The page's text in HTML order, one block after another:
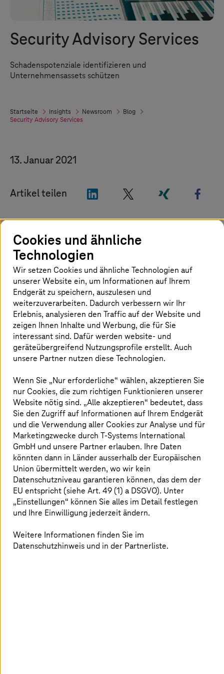
Security Advisory Services
Schadenspotenziale identifizieren und
Unternehmensassets schützen
Startseite Insights Newsroom
Blog
Security Advisory Services
13. Januar 2021
Artikel teilen "LinkedIn" "Xing"
Strategisches Vorgehen
Identifikation von Risiken, Entwicklung von
massgeschneiderten Security-Lösungen bis hin
zu verschiedenen ISO Zertifizierungen - Wie Sie
Ihre wertvollsten Unternehmensassets
schützen können, erklärt Ihnen Nina Bürger,
Security Specialist beiT-Systems .
T-Systems
Externe Inhalte anzeigen
Sie können an dieser Stelle alle externen Inhalte
Cookies und ähnliche
Technologien
Wir setzen Cookies und ähnliche Technologien auf
unserer Website ein, um Informationen auf Ihrem
Endgerät zu speichern, auszulesen und
weiterzuverarbeiten. Dadurch verbessern wir Ihr
Erlebnis, analysieren den Traffic auf der Website und
zeigen Ihnen Inhalte und Werbung, die für Sie
interessant sind. Dafür werden website- und
geräteübergreifend Nutzungsprofile erstellt. Auch
unsere Partner nutzen diese Technologien.
Wenn Sie „Nur erforderliche“ wählen, akzeptieren Sie
nur Cookies, die zum richtigen Funktionieren unserer
Website nötig sind. „Alle akzeptieren“ bedeutet, dass
Sie den Zugriff auf Informationen auf Ihrem Endgerät
und die Verwendung aller Cookies zur Analyse und für
Marketingzwecke durchT-Systems International
GmbH und unsere Partner erlauben. Ihre Daten
könnten dann in Länder ausserhalb der Europäischen
Union übermittelt werden, wo wir kein
Datenschutzniveau garantieren können, das dem der
EU entspricht (siehe Art. 49 (1) a DSGVO). Unter
„Einstellungen“ können Sie alles im Detail festlegen
und Ihre Einwilligung jederzeit ändern.
Weitere Informationen finden Sie im
Datenschutzhinweis und in der Partnerliste.